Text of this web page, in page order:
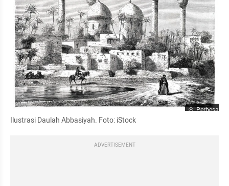
Perbesar
Ilustrasi Daulah Abbasiyah. Foto: iStock
ADVERTISEMENT